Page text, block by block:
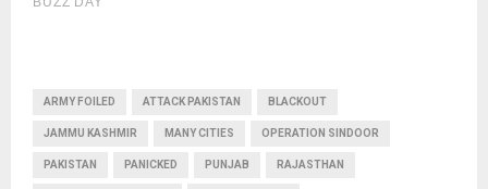
ARMY FOILED ATTACK PAKISTAN BLACKOUT
JAMMU KASHMIR MANY CITIES OPERATION SINDOOR
PAKISTAN PANICKED PUNJAB RAJASTHAN